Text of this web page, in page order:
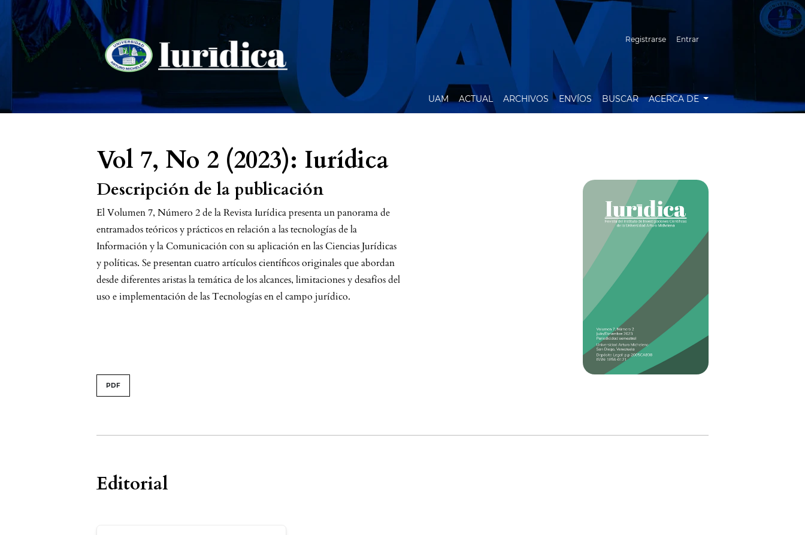
Registrarse Entrar
UAM ACTUAL ARCHIVOS ENVÍOS BUSCAR ACERCA DE
Vol 7, No 2 (2023): Iurídica
Descripción de la publicación
El Volumen 7, Número 2 de la Revista Iurídica presenta un panorama de
entramados teóricos y prácticos en relación a las tecnologías de la
Información y la Comunicación con su aplicación en las Ciencias Jurídicas
y políticas. Se presentan cuatro artículos científicos originales que abordan
desde diferentes aristas la temática de los alcances, limitaciones y desafíos del
uso e implementación de las Tecnologías en el campo jurídico.
issue.tableOfContents6a747fffdf008
PDF
Editorial